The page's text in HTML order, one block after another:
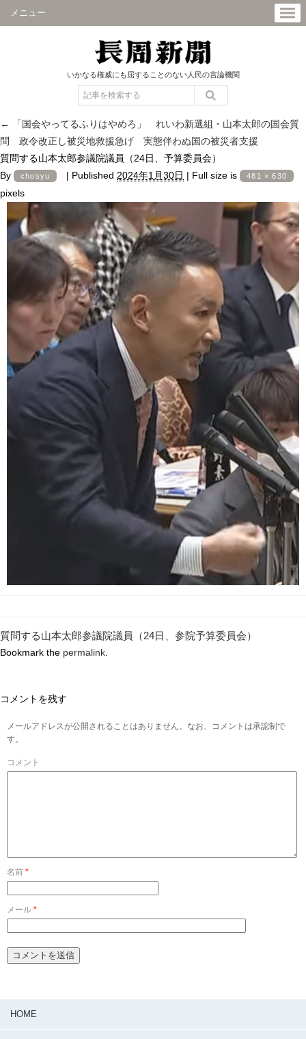
メニュー
いかなる権威にも屈することのない人民の言論機関
←
「国会やってるふりはやめろ」 れいわ新選組・山本太郎の国会質
問 政令改正し被災地救援急げ 実態伴わぬ国の被災者支援
質問する山本太郎参議院議員（24日、予算委員会）
By
chosyu | Published 2024年1月30日 | Full size is 481 × 630
pixels
質問する山本太郎参議院議員（24日、参院予算委員会）
Bookmark the permalink.
コメントを残す
メールアドレスが公開されることはありません。なお、コメントは承認制で
す。
コメント
名前 *
メール *
HOME